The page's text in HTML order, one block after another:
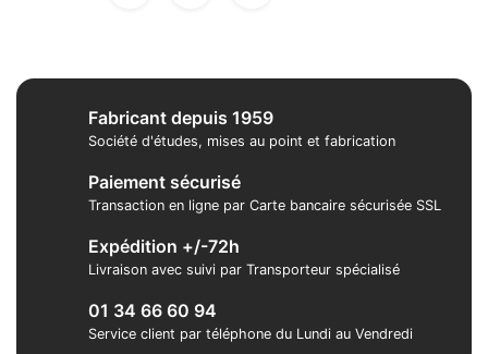
Fabricant depuis 1959
Société d'études, mises au point et fabrication
Paiement sécurisé
Transaction en ligne par Carte bancaire sécurisée SSL
Expédition +/-72h
Livraison avec suivi par Transporteur spécialisé
01 34 66 60 94
Service client par téléphone du Lundi au Vendredi